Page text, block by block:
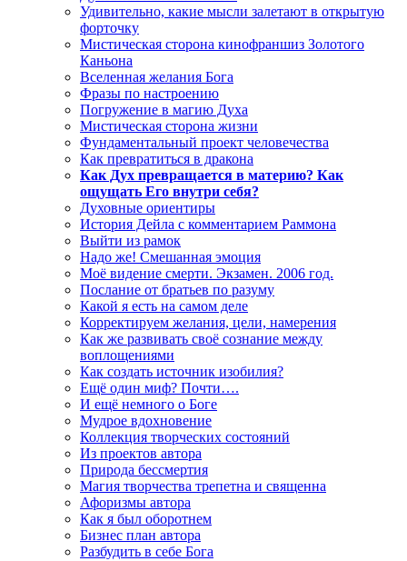
Удивительно, какие мысли залетают в открытую
форточку
Мистическая сторона кинофраншиз Золотого
Каньона
Вселенная желания Бога
Фразы по настроению
Погружение в магию Духа
Мистическая сторона жизни
Фундаментальный проект человечества
Как превратиться в дракона
Как Дух превращается в материю? Как
ощущать Его внутри себя?
Духовные ориентиры
История Дейла с комментарием Раммона
Выйти из рамок
Надо же! Смешанная эмоция
Моё видение смерти. Экзамен. 2006 год.
Послание от братьев по разуму
Какой я есть на самом деле
Корректируем желания, цели, намерения
Как же развивать своё сознание между
воплощениями
Как создать источник изобилия?
Ещё один миф? Почти….
И ещё немного о Боге
Мудрое вдохновение
Коллекция творческих состояний
Из проектов автора
Природа бессмертия
Магия творчества трепетна и священна
Афоризмы автора
Как я был оборотнем
Бизнес план автора
Разбудить в себе Бога